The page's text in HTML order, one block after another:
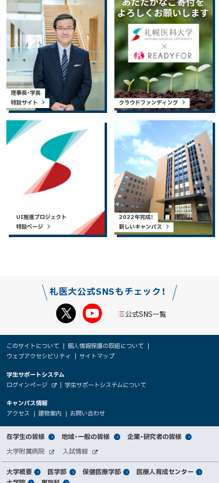
理事長・学長
特設サイト
クラウドファンディング
UI推進プロジェクト
特設ページ
2022年完成！
新しいキャンパス
札医大公式SNSもチェック！
公式SNS一覧
サ
イ
ト
報
このサイトについて
個人情報保護の取組について
ウェブアクセシビリティ
サイトマップ
大
学
関
者
向
け
学生サポートシステム
ログインページ
イ
ト
（
新
ィ
ド
ウ
で
開
き
ま
す
学生サポートシステムについて
キャンパス情報
アクセス
（
新
規
ウ
ィ
ン
ド
ウ
で
開
建物案内
（
新
規
ウ
ィ
ン
ド
ウ
で
お問い合わせ
規
ウ
ィ
ウ
で
サ
イ
ト
対
象
者
別
在学生の皆様 地域・一般の皆様 企業・研究者の皆様
関
連
サ
大学附属病院
サ
イ
入試情報
サ
メ
大学概要 医学部 保健医療学部
医療人育成センター